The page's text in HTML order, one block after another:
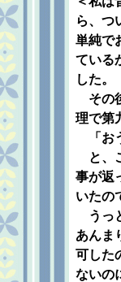
ら、つ
単純で
ている
した。
その
理で第
「お
と、
事が返
いたの
うっ
あんま
可した
ないの